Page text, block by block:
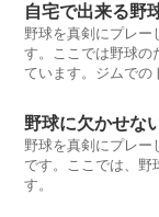
自宅で出来る野
野球を真剣にプレー
す。ここでは野球の
ています。ジムでの
ます。
野球に欠かせな
野球を真剣にプレー
です。ここでは、野
す。